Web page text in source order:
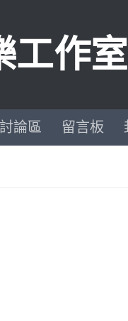
工作室
討論區 留言板